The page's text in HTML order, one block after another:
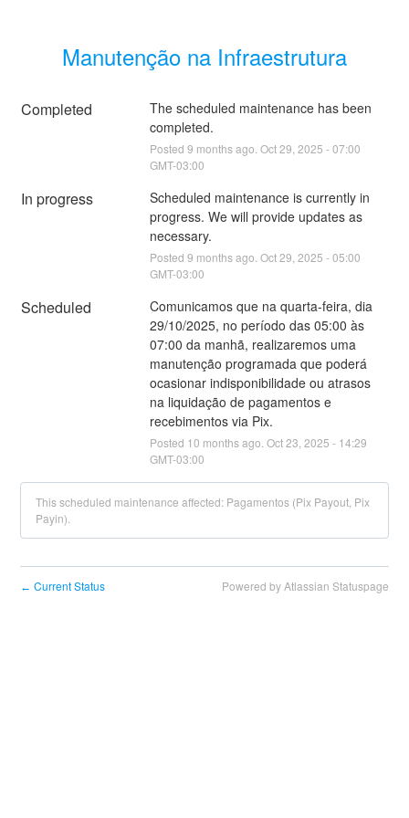
Manutenção na Infraestrutura
Completed
The scheduled maintenance has been
completed.
Posted 9 months ago. Oct29 2025 -07:00
GMT-03:00
In progress
Scheduled maintenance is currently in
progress. We will provide updates as
necessary.
Posted 9 months ago. Oct29 2025 -05:00
GMT-03:00
Scheduled
Comunicamos que na quarta-feira, dia
29/10/2025, no período das 05:00 às
07:00 da manhã, realizaremos uma
manutenção programada que poderá
ocasionar indisponibilidade ou atrasos
na liquidação de pagamentos e
recebimentos via Pix.
Posted 10 months ago. Oct23 2025 - 14:29
GMT-03:00
This scheduled maintenance affected: Pagamentos (Pix Payout, Pix
Payin).
← Current Status Powered by Atlassian Statuspage